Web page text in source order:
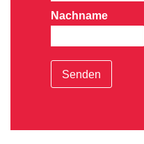
Nachname
Senden